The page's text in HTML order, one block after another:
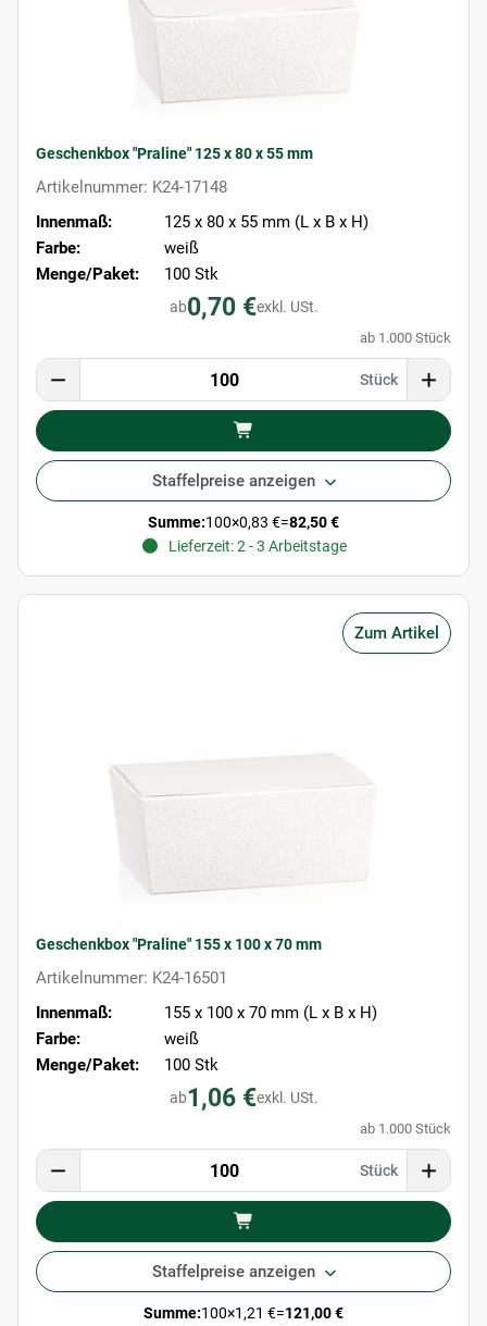
Geschenkbox "Praline" 125 x 80 x 55 mm
Artikelnummer: K24-17148
Innenmaß:
125 x 80 x 55 mm (L x B x H)
Farbe:
weiß
Menge/Paket:
100 Stk
ab0,70 €exkl. USt.
ab 1.000 Stück
Stück
Staffelpreise anzeigen
Summe:100×0,83 €=82,50 €
Lieferzeit: 2 - 3 Arbeitstage
Zum Artikel
Geschenkbox "Praline" 155 x 100 x 70 mm
Artikelnummer: K24-16501
Innenmaß:
155 x 100 x 70 mm (L x B x H)
Farbe:
weiß
Menge/Paket:
100 Stk
ab1,06 €exkl. USt.
ab 1.000 Stück
Stück
Staffelpreise anzeigen
Summe:100×1,21 €=121,00 €